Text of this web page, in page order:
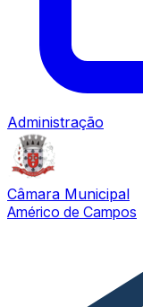
Administração
Câmara Municipal
Américo de Campos